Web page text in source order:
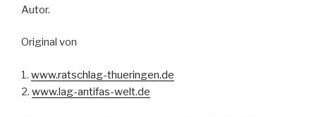
Autor.
Original von
1. www.ratschlag-thueringen.de
2. www.lag-antifas-welt.de